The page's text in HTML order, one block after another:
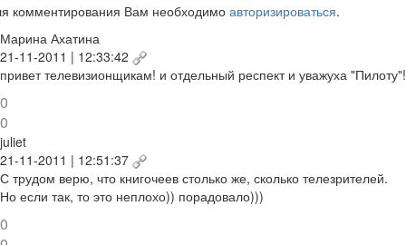
комментирования Вам необходимо авторизироваться.
Марина Ахатина
21-11-2011 | 12:33:42
привет телевизионщикам! и отдельный респект и уважуха "Пилоту"!
0
0
juliet
21-11-2011 | 12:51:37
С трудом верю, что книгочеев столько же, сколько телезрителей.
Но если так, то это неплохо)) порадовало)))
0